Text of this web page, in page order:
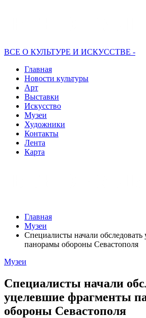
ВСЕ О КУЛЬТУРЕ И ИСКУССТВЕ -
Главная
Новости культуры
Арт
Выставки
Искусство
Музеи
Художники
Контакты
Лента
Карта
Главная
Музеи
Специалисты начали
панорамы обороны Севастополя
Музеи
Специалисты начали
уцелевшие фрагменты
обороны Севастополя